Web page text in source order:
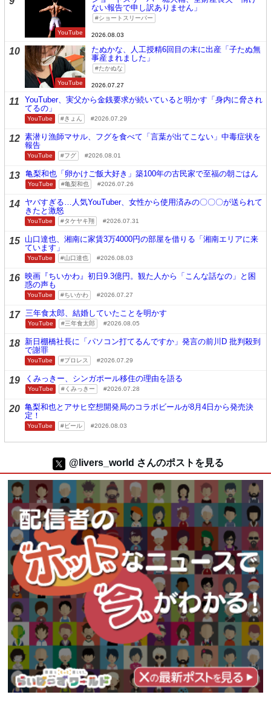
YouTube
ない報告で申し訳ありません」
ショートスリーパー
2026.08.03
10
YouTube
たぬかな、人工授精6回目の末に出産「子たぬ無
事産まれました」
たかぬな
2026.07.27
11
YouTuber、実父から金銭要求が続いていると明かす「身内に脅され
てるの」
YouTube きょん 2026.07.29
12 素潜り漁師マサル、フグを食べて「言葉が出てこない」中毒症状を
報告
YouTube フグ 2026.08.01
13 亀梨和也「卵かけご飯大好き」築100年の古民家で至福の朝ごはん
YouTube 亀梨和也 2026.07.26
14 ヤバすぎる…人気YouTuber、女性から使用済みの〇〇〇が送られて
きたと激怒
YouTube タケヤキ翔 2026.07.31
15 山口達也、湘南に家賃3万4000円の部屋を借りる「湘南エリアに来
ています」
YouTube 山口達也 2026.08.03
16 映画『ちいかわ』初日9.3億円。観た人から「こんな話なの」と困
惑の声も
YouTube ちいかわ 2026.07.27
17 三年食太郎、結婚していたことを明かす
YouTube 三年食太郎 2026.08.05
18 新日棚橋社長に「パソコン打てるんですか」発言の前川D 批判殺到
で謝罪
YouTube プロレス 2026.07.29
19 くみっきー、シンガポール移住の理由を語る
YouTube くみっきー 2026.07.28
20 亀梨和也とアサヒ空想開発局のコラボビールが8月4日から発売決
定！
YouTube ビール 2026.08.03
@livers_world さんのポストを見る